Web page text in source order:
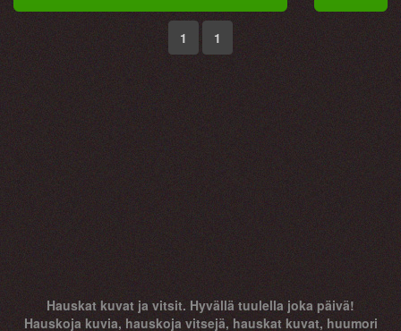
1 1
Hauskat kuvat ja vitsit. Hyvällä tuulella joka päivä!
Hauskoja kuvia, hauskoja vitsejä, hauskat kuvat, huumori